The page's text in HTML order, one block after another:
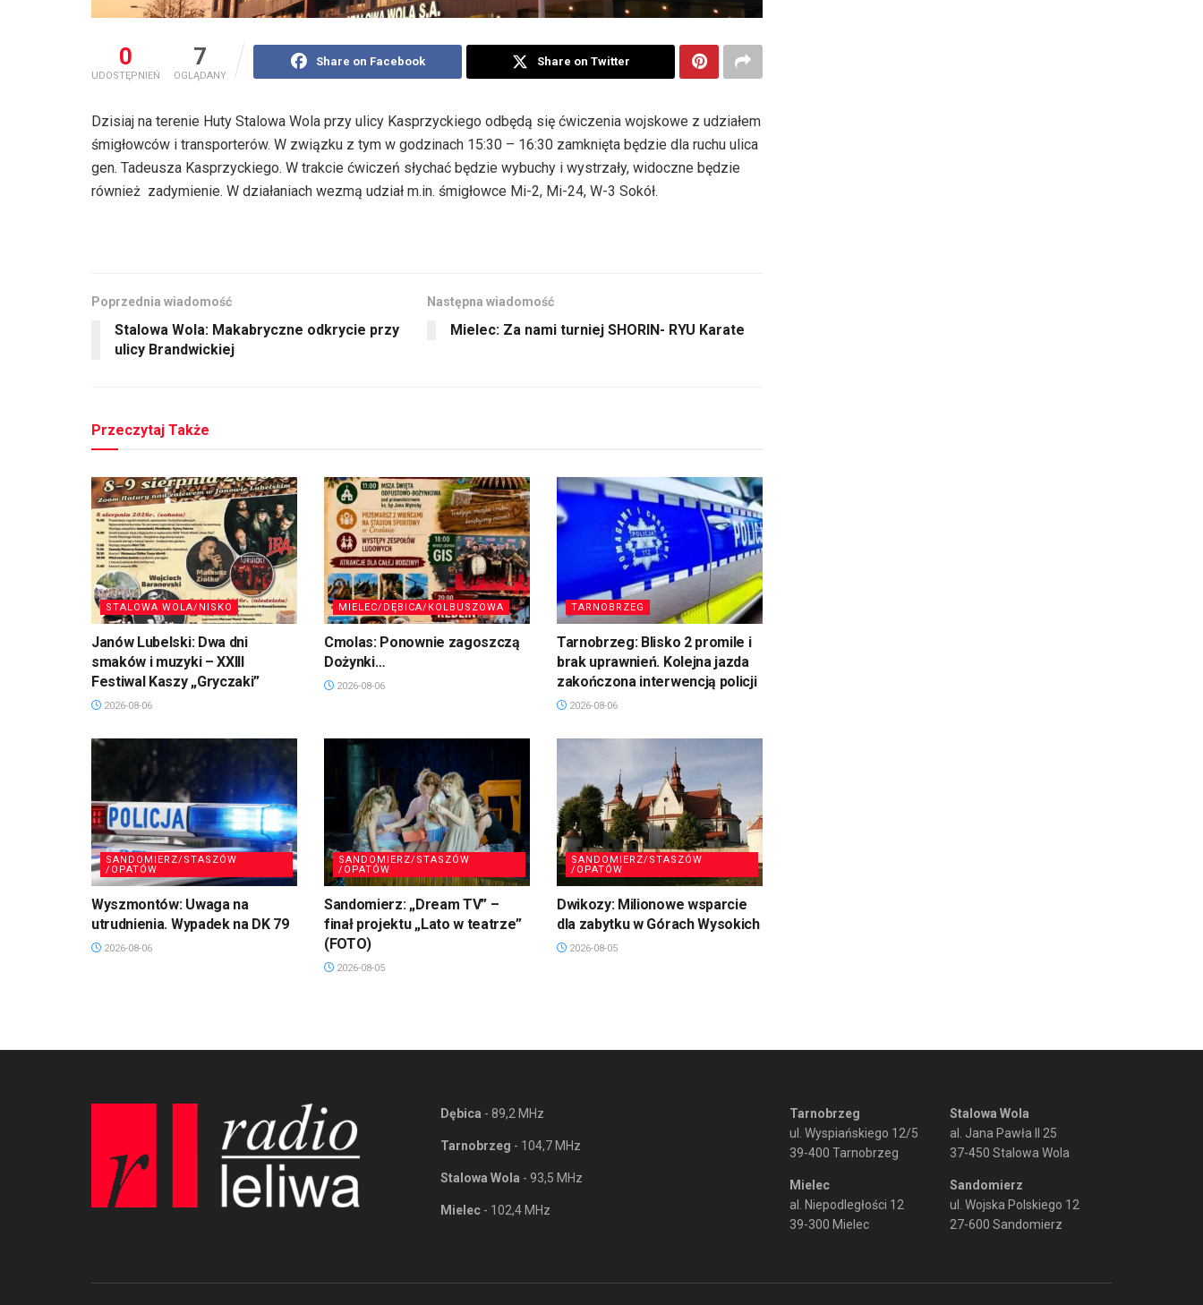
0
UDOSTĘPNIEŃ
7
OGLĄDANY
Share on Facebook Share on Twitter
Dzisiaj na terenie Huty Stalowa Wola przy ulicy Kasprzyckiego odbędą się ćwiczenia wojskowe z udziałem
śmigłowców i transporterów. W związku z tym w godzinach 15:30 – 16:30 zamknięta będzie dla ruchu ulica
gen. Tadeusza Kasprzyckiego. W trakcie ćwiczeń słychać będzie wybuchy i wystrzały, widoczne będzie
również zadymienie. W działaniach wezmą udział m.in. śmigłowce Mi-2, Mi-24, W-3 Sokół.
Poprzednia wiadomość
Stalowa Wola: Makabryczne odkrycie przy
ulicy Brandwickiej
Następna wiadomość
Mielec: Za nami turniej SHORIN- RYU Karate
Przeczytaj Także
STALOWA WOLA/NISKO
Janów Lubelski: Dwa dni
smaków i muzyki – XXIII
Festiwal Kaszy „Gryczaki”
2026-08-06
MIELEC/DĘBICA/KOLBUSZOWA
Cmolas: Ponownie zagoszczą
Dożynki…
2026-08-06
TARNOBRZEG
Tarnobrzeg: Blisko 2 promile i
brak uprawnień. Kolejna jazda
zakończona interwencją policji
2026-08-06
SANDOMIERZ/STASZÓW
/OPATÓW
Wyszmontów: Uwaga na
utrudnienia. Wypadek na DK 79
2026-08-06
SANDOMIERZ/STASZÓW
/OPATÓW
Sandomierz: „Dream TV” –
finał projektu „Lato w teatrze”
(FOTO)
2026-08-05
SANDOMIERZ/STASZÓW
/OPATÓW
Dwikozy: Milionowe wsparcie
dla zabytku w Górach Wysokich
2026-08-05
Dębica - 89,2 MHz
Tarnobrzeg - 104,7 MHz
Stalowa Wola - 93,5 MHz
Mielec - 102,4 MHz
Tarnobrzeg
ul. Wyspiańskiego 12/5
39-400 Tarnobrzeg
Mielec
al. Niepodległości 12
39-300 Mielec
Stalowa Wola
al. Jana Pawła II 25
37-450 Stalowa Wola
Sandomierz
ul. Wojska Polskiego 12
27-600 Sandomierz